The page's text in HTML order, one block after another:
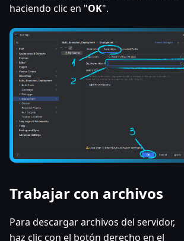
haciendo clic en "OK".
Trabajar con archivos
Para descargar archivos del servidor,
haz clic con el botón derecho en el